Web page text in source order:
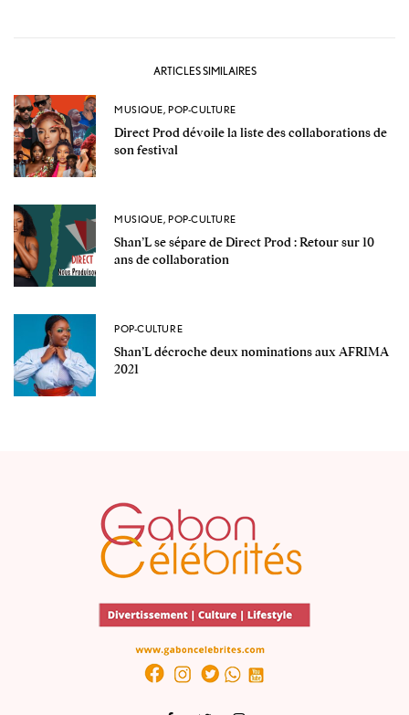
ARTICLES SIMILAIRES
MUSIQUE, POP-CULTURE
Direct Prod dévoile la liste des collaborations de
son festival
MUSIQUE, POP-CULTURE
Shan’L se sépare de Direct Prod : Retour sur 10
ans de collaboration
POP-CULTURE
Shan’L décroche deux nominations aux AFRIMA
2021